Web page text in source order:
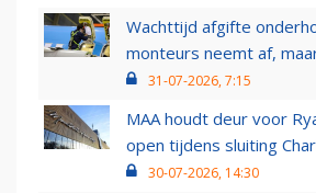
Wachttijd afgifte
monteurs neemt af,
31-07-2026, 7:15
MAA houdt deur voor
open tijdens sluiting
30-07-2026, 14:30